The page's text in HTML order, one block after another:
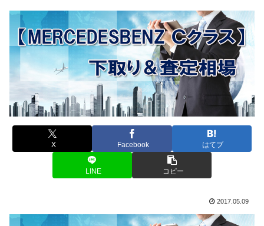
X Facebook はてブ
LINE コピー
2017.05.09